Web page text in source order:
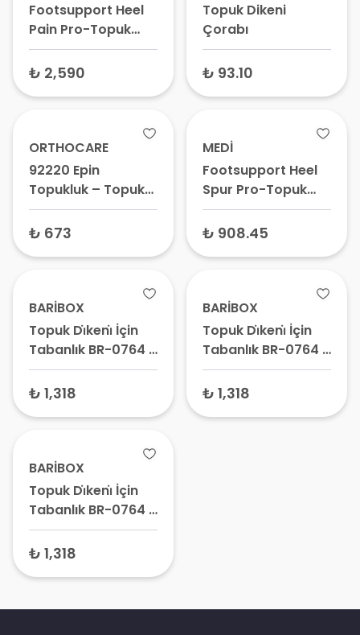
Footsupport Heel
Pain Pro-Topuk
Di̇keni Tabanlık
Pia73 - Ortopedik
₺ 2,590
Topuk Dikeni
Çorabı
₺ 93.10
ORTHOCARE
92220 Epin
Topukluk – Topuk
Dikeni Tabanlığı,
Plantar Fasiit
₺ 673
MEDİ
Footsupport Heel
Spur Pro-Topuk
Di̇keni̇ Tabanlık
Pia06
₺ 908.45
BARİBOX
Topuk Di̇keni̇ İçin
Tabanlık BR-0764 –
Plantar Fasiit
Destek Pedi,
₺ 1,318
BARİBOX
Topuk Di̇keni̇ İçin
Tabanlık BR-0764 –
Plantar Fasiit
Destek Pedi,
₺ 1,318
BARİBOX
Topuk Di̇keni̇ İçin
Tabanlık BR-0764 –
Plantar Fasiit
Destek Pedi,
Large
₺ 1,318